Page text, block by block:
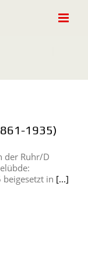
1935)
der Ruhr/D
in [...]